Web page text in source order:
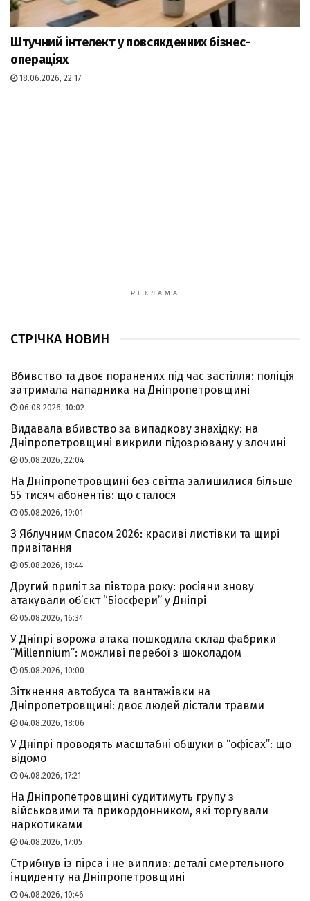
Штучний інтелект у повсякденних бізнес-
операціях
18.06.2026, 22:17
РЕКЛАМА
СТРІЧКА НОВИН
Вбивство та двоє поранених під час застілля: поліція
затримала нападника на Дніпропетровщині
06.08.2026, 10:02
Видавала вбивство за випадкову знахідку: на
Дніпропетровщині викрили підозрювану у злочині
05.08.2026, 22:04
На Дніпропетровщині без світла залишилися більше
55 тисяч абонентів: що сталося
05.08.2026, 19:01
З Яблучним Спасом 2026: красиві листівки та щирі
привітання
05.08.2026, 18:44
Другий приліт за півтора року: росіяни знову
атакували об’єкт “Біосфери” у Дніпрі
05.08.2026, 16:34
У Дніпрі ворожа атака пошкодила склад фабрики
“Millennium”: можливі перебої з шоколадом
05.08.2026, 10:00
Зіткнення автобуса та вантажівки на
Дніпропетровщині: двоє людей дістали травми
04.08.2026, 18:06
У Дніпрі проводять масштабні обшуки в “офісах”: що
відомо
04.08.2026, 17:21
На Дніпропетровщині судитимуть групу з
військовими та прикордонником, які торгували
наркотиками
04.08.2026, 17:05
Стрибнув із пірса і не виплив: деталі смертельного
інциденту на Дніпропетровщині
04.08.2026, 10:46